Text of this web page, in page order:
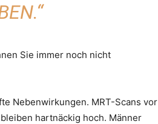
Sie immer noch nicht
Nebenwirkungen. MRT-Scans vor
hartnäckig hoch. Männer